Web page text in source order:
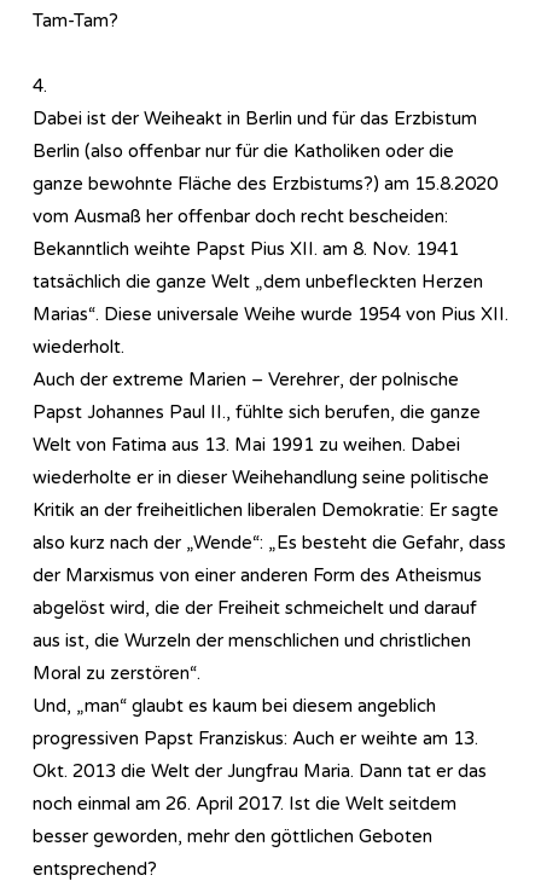
Tam-Tam?
4.
Dabei ist der Weiheakt in Berlin und für das Erzbistum
Berlin (also offenbar nur für die Katholiken oder die
ganze bewohnte Fläche des Erzbistums?) am 15.8.2020
vom Ausmaß her offenbar doch recht bescheiden:
Bekanntlich weihte Papst Pius XII. am 8. Nov. 1941
tatsächlich die ganze Welt „dem unbefleckten Herzen
Marias“. Diese universale Weihe wurde 1954 von Pius XII.
wiederholt.
Auch der extreme Marien – Verehrer, der polnische
Papst Johannes Paul II., fühlte sich berufen, die ganze
Welt von Fatima aus 13. Mai 1991 zu weihen. Dabei
wiederholte er in dieser Weihehandlung seine politische
Kritik an der freiheitlichen liberalen Demokratie: Er sagte
also kurz nach der „Wende“: „Es besteht die Gefahr, dass
der Marxismus von einer anderen Form des Atheismus
abgelöst wird, die der Freiheit schmeichelt und darauf
aus ist, die Wurzeln der menschlichen und christlichen
Moral zu zerstören“.
Und, „man“ glaubt es kaum bei diesem angeblich
progressiven Papst Franziskus: Auch er weihte am 13.
Okt. 2013 die Welt der Jungfrau Maria. Dann tat er das
noch einmal am 26. April 2017. Ist die Welt seitdem
besser geworden, mehr den göttlichen Geboten
entsprechend?